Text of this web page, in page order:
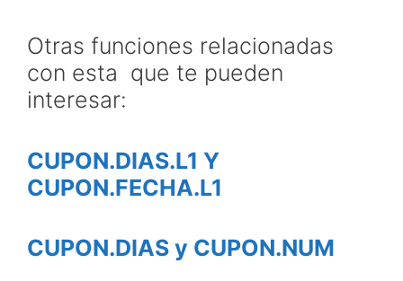
Otras funciones relacionadas
con esta que te pueden
interesar:
CUPON.DIAS.L1 Y
CUPON.FECHA.L1
CUPON.DIAS y CUPON.NUM